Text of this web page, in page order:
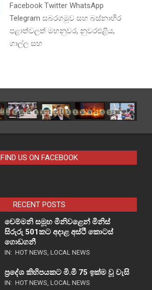
Facebook Twitter WhatsApp
Telegram සබරගමුව සහ බස්නාහිර
පළාත්වලත් මහනුවර, නුවරඑළිය,
ගාල්ල සහ
FIND US ON FACEBOOK
RECENT POSTS
චෙම්මනි සමූහ මිනිවළෙන් මිනිස්
සිරුරු 501කට අදාළ අස්ථි කොටස්
ගොඩගනී
IN: HOT NEWS, LOCAL NEWS
ප්‍රදේශ කිහිපයකට මි.මී 75 ඉක්ම වූ වැසි
IN: HOT NEWS, LOCAL NEWS